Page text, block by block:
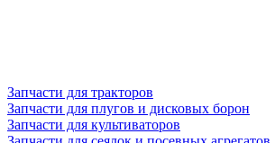
Запчасти для тракторов
Запчасти для плугов и дисковых борон
Запчасти для культиваторов